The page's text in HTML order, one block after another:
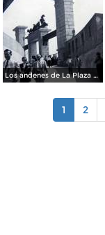
Los andenes de La Plaza de toros Ciudad de México 1950
1 2